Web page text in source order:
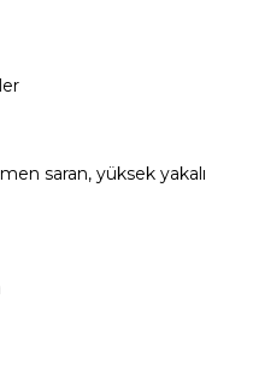
saran, yüksek yakalı